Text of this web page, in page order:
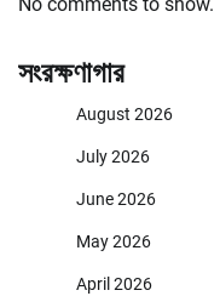
সংরক্ষণাগার
August 2026
July 2026
June 2026
May 2026
April 2026